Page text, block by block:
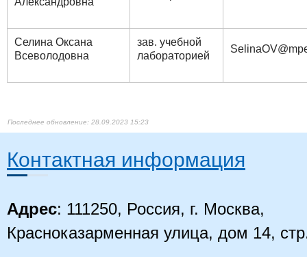
Селина Оксана
Всеволодовна
зав. учебной
лабораторией
28.09.2023 15:23
Контактная информация
Адрес: 111250, Россия, г. Москва,
Красноказарменная улица, дом 14,